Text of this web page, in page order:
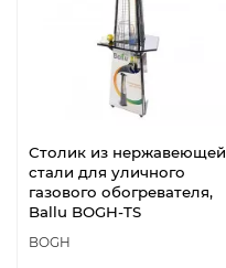
Столик из нержавеющей
стали для уличного
газового обогревателя,
Ballu BOGH-TS
BOGH